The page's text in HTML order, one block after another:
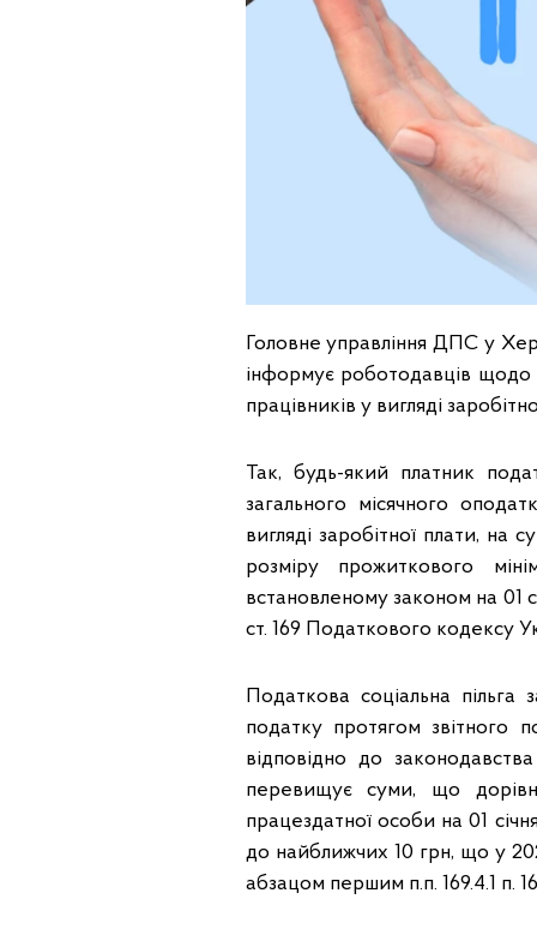
Головне управління ДПС у
інформує роботодавців щодо
працівників у вигляді
Так, будь-який платник
загального місячного
вигляді заробітної плати, на
розміру прожиткового
встановленому законом на 01
ст. 169 Податкового кодексу
Податкова соціальна
податку протягом звітного
відповідно до
перевищує суми, що
працездатної особи на 01
до найближчих 10 грн, що у
абзацом першим п.п. 169.4.1 п.